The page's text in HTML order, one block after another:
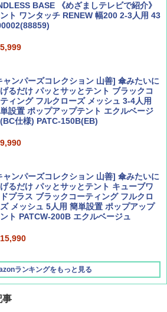
（エアライン）2026年9月号【特
ボーイング110周年を祝して！
ア 2026～2027 地球の歩き方A ヨーロッ
い日本地理 地図・統計・移動から読み
(講談社現代新書)
BASE 《めざましテレビで紹介》
ト ワンタッチ RENEW 幅200 2-3人用 43
ャンパーズコレクション 山善] 傘みたいに
るだけ パッとサッとテント ブラックコ
ィング フルクローズ メッシュ 3-4人用
設置 ポップアップテント エクルベージ
仕様) PATC-150B(EB)
ャンパーズコレクション 山善] 傘みたいに
るだけ パッとサッとテント キューブワ
プラス ブラックコーティング フルクロ
メッシュ 5人用 簡単設置 ポップアップ
ト PATCW-200B エクルベージュ
ランキングをもっと見る
事